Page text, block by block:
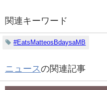
関連キーワード
#EatsMatteosBdaysaMB
ニュースの関連記事